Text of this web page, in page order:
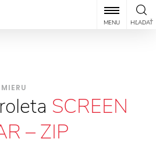
HĽADAŤ
MENU
SCREEN
– ZIP